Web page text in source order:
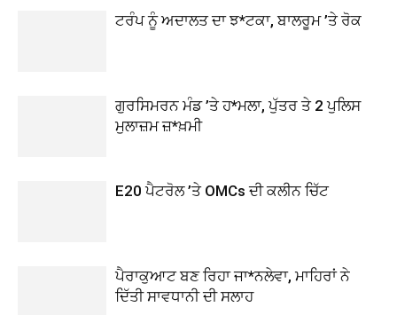
ਟਰੰਪ ਨੂੰ ਅਦਾਲਤ ਦਾ ਝ*ਟਕਾ, ਬਾਲਰੂਮ ’ਤੇ ਰੋਕ
ਗੁਰਸਿਮਰਨ ਮੰਡ ’ਤੇ ਹ*ਮਲਾ, ਪੁੱਤਰ ਤੇ 2 ਪੁਲਿਸ
ਮੁਲਾਜ਼ਮ ਜ਼*ਖ਼ਮੀ
E20 ਪੈਟਰੋਲ ’ਤੇ OMCs ਦੀ ਕਲੀਨ ਚਿੱਟ
ਪੈਰਾਕੁਆਟ ਬਣ ਰਿਹਾ ਜਾ*ਨਲੇਵਾ, ਮਾਹਿਰਾਂ ਨੇ
ਦਿੱਤੀ ਸਾਵਧਾਨੀ ਦੀ ਸਲਾਹ